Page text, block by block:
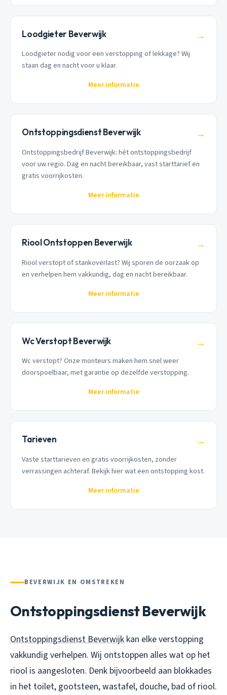
Loodgieter Beverwijk →
Loodgieter nodig voor een verstopping of lekkage? Wij
staan dag en nacht voor u klaar.
Meer informatie
Ontstoppingsdienst Beverwijk →
Ontstoppingsbedrijf Beverwijk: hét ontstoppingsbedrijf
voor uw regio. Dag en nacht bereikbaar, vast starttarief en
gratis voorrijkosten.
Meer informatie
Riool Ontstoppen Beverwijk →
Riool verstopt of stankoverlast? Wij sporen de oorzaak op
en verhelpen hem vakkundig, dag en nacht bereikbaar.
Meer informatie
Wc Verstopt Beverwijk →
Wc verstopt? Onze monteurs maken hem snel weer
doorspoelbaar, met garantie op dezelfde verstopping.
Meer informatie
Tarieven →
Vaste starttarieven en gratis voorrijkosten, zonder
verrassingen achteraf. Bekijk hier wat een ontstopping kost.
Meer informatie
BEVERWIJK EN OMSTREKEN
Ontstoppingsdienst Beverwijk
Ontstoppingsdienst Beverwijk kan elke verstopping
vakkundig verhelpen. Wij ontstoppen alles wat op het
riool is aangesloten. Denk bijvoorbeeld aan blokkades
in het toilet, gootsteen, wastafel, douche, bad of riool.